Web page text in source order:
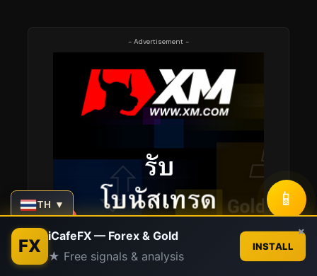
- Advertisement -
TH ▼ 📱
FX iCafeFX — Forex & Gold
★ Free signals & analysis
INSTALL
×
Contact us
Open